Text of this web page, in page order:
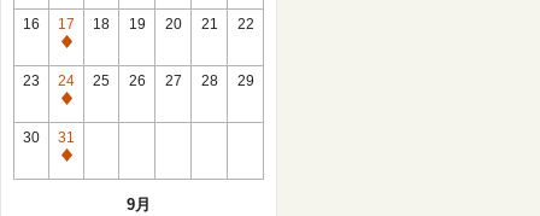
館
日
16
17
休
館
日
18 19 20 21 22
23
24
休
館
日
25 26 27 28 29
30
31
休
9月